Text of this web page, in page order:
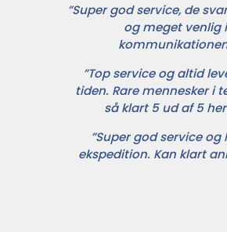
”Super god service, de
og meget venlig i
”Top service og altid
tiden. Rare mennesker i
så klart 5 ud af 5
”Super god service og
ekspedition. Kan klart